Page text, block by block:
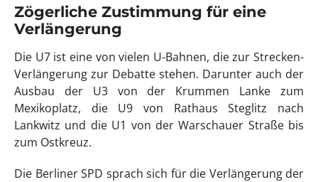
Zögerliche Zustimmung für eine
Verlängerung
Die U7 ist eine von vielen U-Bahnen, die zur Strecken-
Verlängerung zur Debatte stehen. Darunter auch der
Ausbau der U3 von der Krummen Lanke zum
Mexikoplatz, die U9 von Rathaus Steglitz nach
Lankwitz und die U1 von der Warschauer Straße bis
zum Ostkreuz.
Die Berliner SPD sprach sich für die Verlängerung der